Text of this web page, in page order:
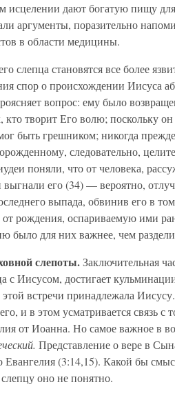
исцелении дают богатую пищу
аргументы, поразительно
в области медицины.
слепца становятся все более
спор о происхождении Иисуса
вопрос: ему было
кто творит Его волю; поскольку
быть грешником; никогда
следовательно,
поняли, что от человека,
его (34) — вероятно,
выпада, обвинив его в
рождения, оспариваемую ими
было для них важнее, чем
слепоты.Заключительная
с Иисусом, достигает
встречи принадлежала
и в этом усматривается связь с
от Иоанна. Но самое важное в
Представление о вере в
Евангелия (3:14,15). Какой бы
оно не понятно.